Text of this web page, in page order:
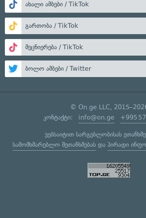
ახალი ამბები / TikTok
გართობა / TikTok
მეცნიერება / TikTok
ბოლო ამბები / Twitter
© On.ge LLC,
კონტაქტი: info@on.ge +995
ვებსაიტით სარგებლობისას
სამომხმარებლო შეთანხმებასდა პირადი